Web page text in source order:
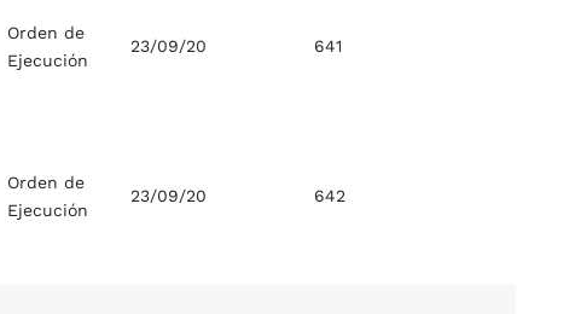
Orden de
Ejecución
23/09/20 641
Orden de
Ejecución
23/09/20 642